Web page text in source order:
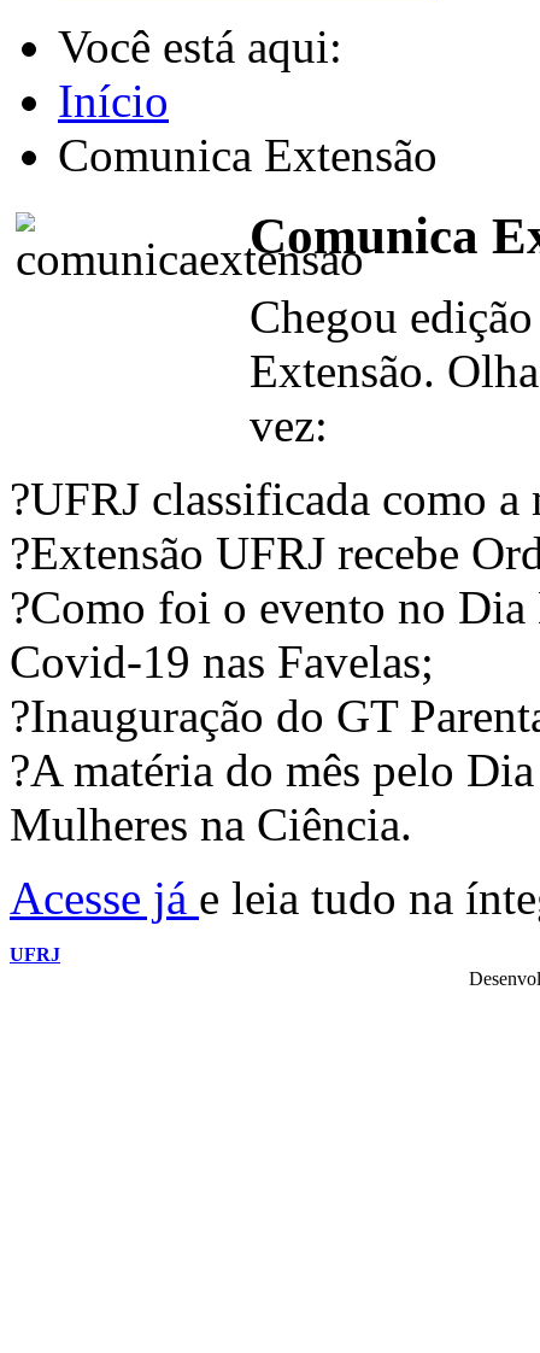
Você está aqui:
Início
Comunica Extensão
Comunica
Chegou
Extensão.
vez:
?UFRJ classificada como
?Extensão UFRJ recebe
?Como foi o evento no Dia
Covid-19 nas Favelas;
?Inauguração do GT
?A matéria do mês pelo
Mulheres na Ciência.
Acesse já e leia tudo na
UFRJ